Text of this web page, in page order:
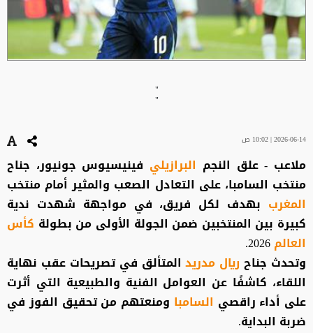
"
"
2026-06-14 | 10:02 ص
ملاعب - علق النجم البرازيلي فينيسيوس جونيور، جناح
منتخب السامبا، على التعادل الصعب والمثير أمام منتخب
المغرب بهدف لكل فريق، في مواجهة شهدت ندية
كبيرة بين المنتخبين ضمن الجولة الأولى من بطولة كأس
العالم2026.
وتحدث جناحريال مدريد المتألق في تصريحات عقب نهاية
اللقاء، كاشفًا عن العوامل الفنية والطبيعية التي أثرت
على أداء راقصي السامبا ومنعتهم من تحقيق الفوز في
ضربة البداية.